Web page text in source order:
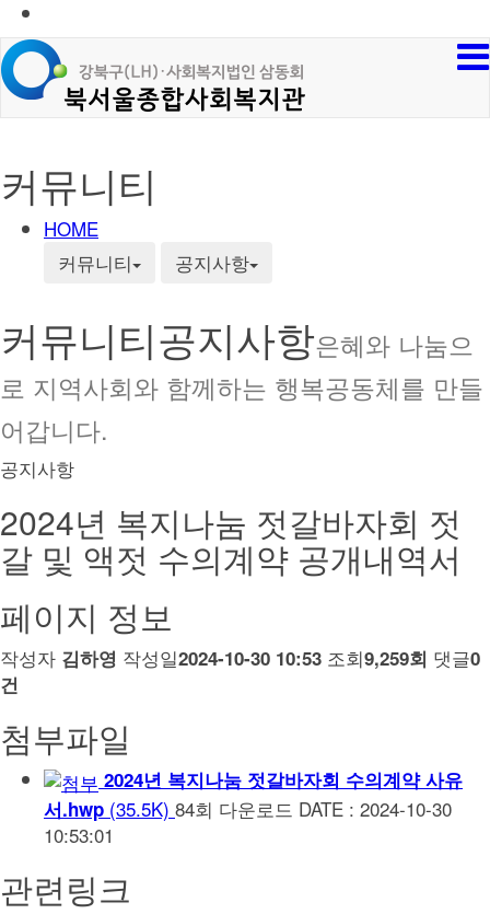
커뮤니티
HOME
커뮤니티
공지사항
커뮤니티공지사항은혜와 나눔으
로 지역사회와 함께하는 행복공동체를 만들
어갑니다.
공지사항
2024년 복지나눔 젓갈바자회 젓
갈 및 액젓 수의계약 공개내역서
페이지 정보
작성자 김하영 작성일2024-10-30 10:53 조회9,259회 댓글0
건
첨부파일
2024년 복지나눔 젓갈바자회 수의계약 사유
서.hwp (35.5K) 84회 다운로드 DATE : 2024-10-30
10:53:01
관련링크